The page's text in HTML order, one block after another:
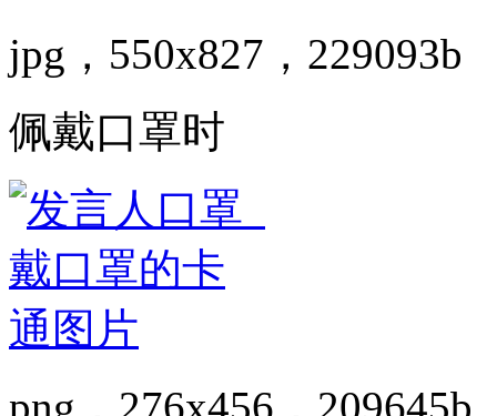
jpg，550x827，229093b
佩戴口罩时
png，276x456，209645b